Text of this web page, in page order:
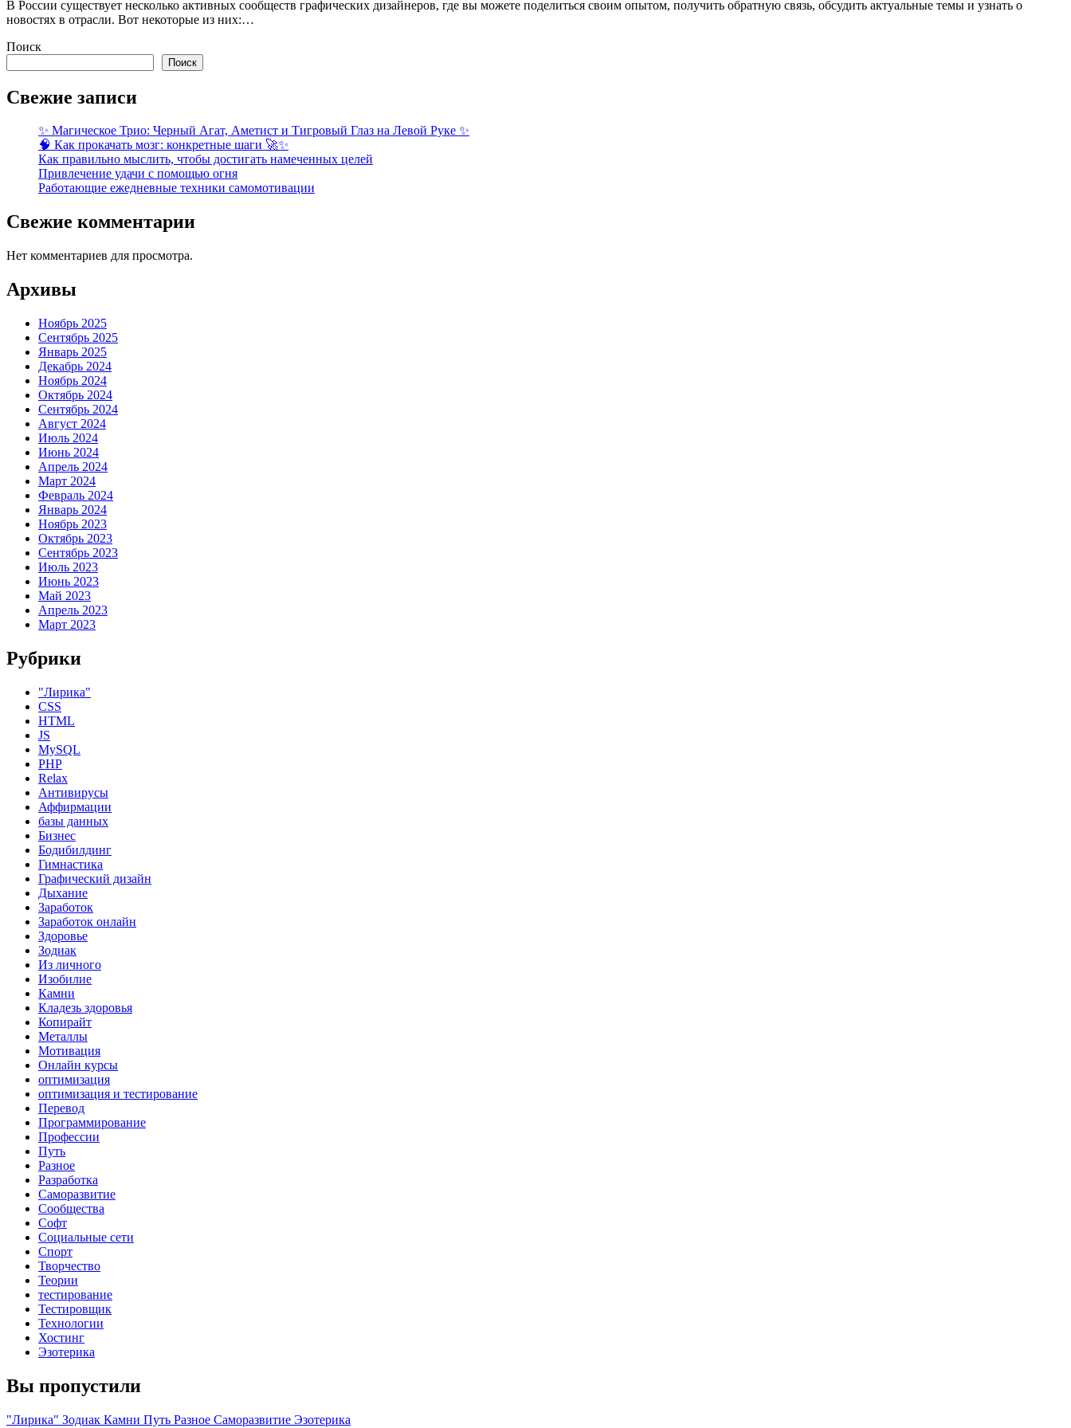
В России существует несколько активных сообществ графических дизайнеров, где вы можете поделиться своим опытом, получить обратную связь, обсудить актуальные темы и узнать о
новостях в отрасли. Вот некоторые из них:…
Поиск
Поиск
Свежие записи
✨ Магическое Трио: Черный Агат, Аметист и Тигровый Глаз на Левой Руке ✨
🧠 Как прокачать мозг: конкретные шаги 🚀✨
Как правильно мыслить, чтобы достигать намеченных целей
Привлечение удачи с помощью огня
Работающие ежедневные техники самомотивации
Свежие комментарии
Нет комментариев для просмотра.
Архивы
Ноябрь 2025
Сентябрь 2025
Январь 2025
Декабрь 2024
Ноябрь 2024
Октябрь 2024
Сентябрь 2024
Август 2024
Июль 2024
Июнь 2024
Апрель 2024
Март 2024
Февраль 2024
Январь 2024
Ноябрь 2023
Октябрь 2023
Сентябрь 2023
Июль 2023
Июнь 2023
Май 2023
Апрель 2023
Март 2023
Рубрики
"Лирика"
CSS
HTML
JS
MySQL
PHP
Relax
Антивирусы
Аффирмации
базы данных
Бизнес
Бодибилдинг
Гимнастика
Графический дизайн
Дыхание
Заработок
Заработок онлайн
Здоровье
Зодиак
Из личного
Изобилие
Камни
Кладезь здоровья
Копирайт
Металлы
Мотивация
Онлайн курсы
оптимизация
оптимизация и тестирование
Перевод
Программирование
Профессии
Путь
Разное
Разработка
Саморазвитие
Сообщества
Софт
Социальные сети
Спорт
Творчество
Теории
тестирование
Тестировщик
Технологии
Хостинг
Эзотерика
Вы пропустили
"Лирика" Зодиак Камни Путь Разное Саморазвитие Эзотерика